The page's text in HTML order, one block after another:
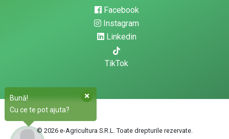
Facebook
Instagram
Linkedin
TikTok
© 2026 e-Agricultura S.R.L. Toate drepturile rezervate.
Bună!
Cu ce te pot ajuta?